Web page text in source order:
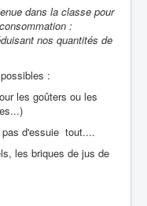
dans la classe pour
:
nos quantités de
:
les goûters ou les
pas d'essuie tout....
les briques de jus de